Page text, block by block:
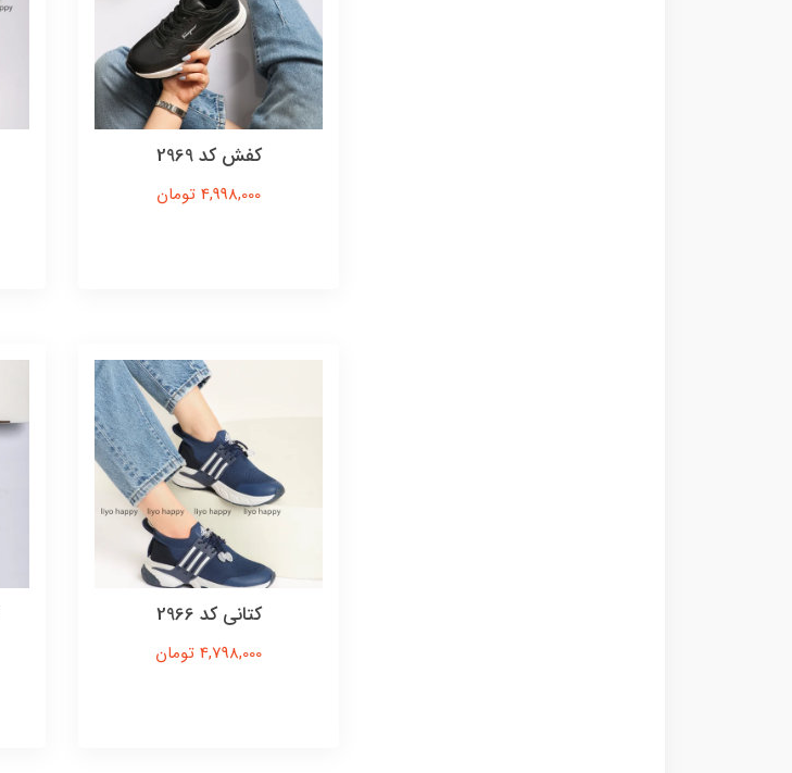
کفش کد 2969
4,998,000 تومان
کتانی کد 2966
4,798,000 تومان